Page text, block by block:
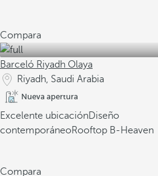
Compara
Barceló Riyadh Olaya
Riyadh, Saudi Arabia
Nueva apertura
Excelente ubicaciónDiseño
contemporáneoRooftop B-Heaven
Compara